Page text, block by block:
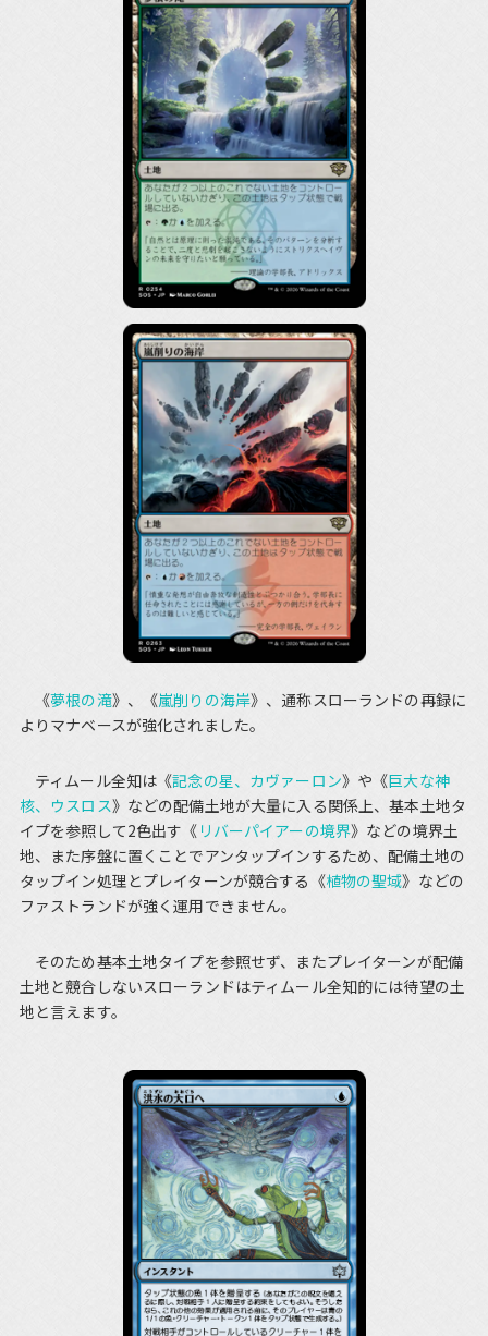
《夢根の滝》、《嵐削りの海岸》、通称スローランドの再録に
よりマナベースが強化されました。
ティムール全知は《記念の星、カヴァーロン》や《巨大な神
核、ウスロス》などの配備土地が大量に入る関係上、基本土地タ
イプを参照して2色出す《 リバーパイアーの境界》などの境界土
地、また序盤に置くことでアンタップインするため、配備土地の
タップイン処理とプレイターンが競合する《植物の聖域》などの
ファストランドが強く運用できません。
そのため基本土地タイプを参照せず、またプレイターンが配備
土地と競合しないスローランドはティムール全知的には待望の土
地と言えます。